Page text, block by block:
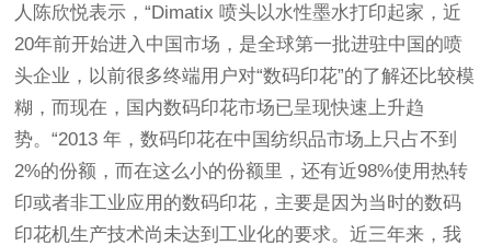
人陈欣悦表示，“Dimatix 喷头以水性墨水打印起家，近
20年前开始进入中国市场，是全球第一批进驻中国的喷
头企业，以前很多终端用户对“数码印花”的了解还比较模
糊，而现在，国内数码印花市场已呈现快速上升趋
势。“2013 年，数码印花在中国纺织品市场上只占不到
2%的份额，而在这么小的份额里，还有近98%使用热转
印或者非工业应用的数码印花，主要是因为当时的数码
印花机生产技术尚未达到工业化的要求。近三年来，我